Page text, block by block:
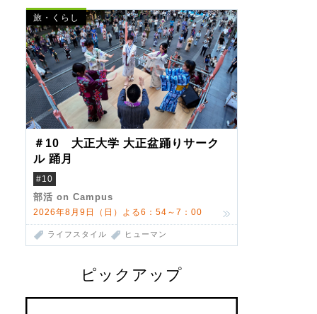
旅・くらし
＃10 大正大学 大正盆踊りサーク
ル 踊月
#10
部活 on Campus
2026年8月9日（日）よる6：54～7：00
ライフスタイル ヒューマン
ピックアップ